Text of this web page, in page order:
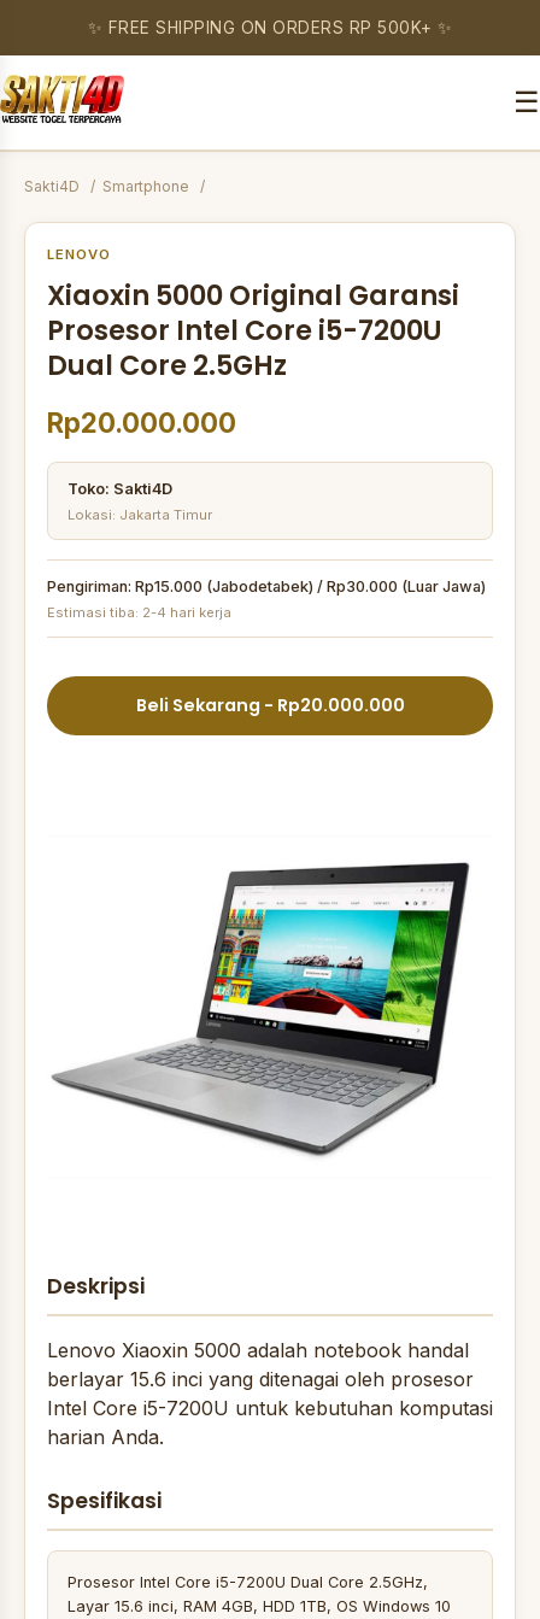
✨ FREE SHIPPING ON ORDERS RP 500K+ ✨
☰
Sakti4D Smartphone
LENOVO
Xiaoxin 5000 Original Garansi
Prosesor Intel Core i5-7200U
Dual Core 2.5GHz
Rp20.000.000
Toko: Sakti4D
Lokasi: Jakarta Timur
Pengiriman: Rp15.000 (Jabodetabek) / Rp30.000 (Luar Jawa)
Estimasi tiba: 2-4 hari kerja
Beli Sekarang - Rp20.000.000
Deskripsi
Lenovo Xiaoxin 5000 adalah notebook handal
berlayar 15.6 inci yang ditenagai oleh prosesor
Intel Core i5-7200U untuk kebutuhan komputasi
harian Anda.
Spesifikasi
Prosesor Intel Core i5-7200U Dual Core 2.5GHz,
Layar 15.6 inci, RAM 4GB, HDD 1TB, OS Windows 10